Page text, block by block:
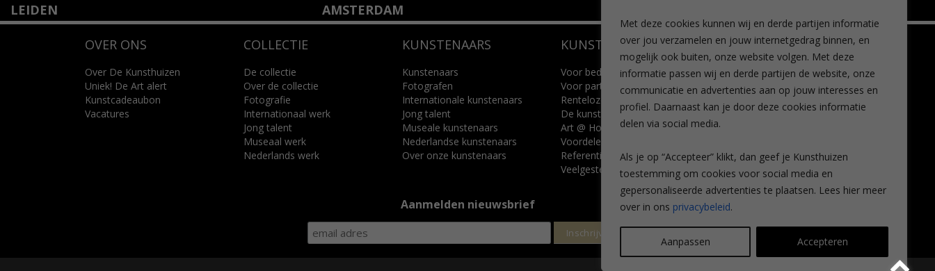
Met deze cookies kunnen wij en derde partijen informatie
over jou verzamelen en jouw internetgedrag binnen, en
mogelijk ook buiten, onze website volgen. Met deze
informatie passen wij en derde partijen de website, onze
communicatie en advertenties aan op jouw interesses en
profiel. Daarnaast kan je door deze cookies informatie
delen via social media.
Als je op “Accepteer” klikt, dan geef je Kunsthuizen
toestemming om cookies voor social media en
gepersonaliseerde advertenties te plaatsen. Lees hier meer
over in ons privacybeleid.
Aanpassen Accepteren
LEIDEN
info@kunsthuisleiden.nl
AMSTERDAM
1075 VX Amsterdam
info@kunsthuisamsterdam.nl
Wilhelminastraat 11
4818 SB Breda
+31 (0)76 5221309
info@kunsthuisbreda.nl
Lees meer
OVER ONS
Over De Kunsthuizen
Uniek! De Art alert
Kunstcadeaubon
Vacatures
COLLECTIE
De collectie
Over de collectie
Fotografie
Internationaal werk
Jong talent
Museaal werk
Nederlands werk
KUNSTENAARS
Kunstenaars
Fotografen
Internationale kunstenaars
Jong talent
Museale kunstenaars
Nederlandse kunstenaars
Over onze kunstenaars
KUNSTUITLEEN
Voor bedrijven
Voor particulieren
Renteloze kunstkoop
De kunstcadeaubon
Art @ Home service
Voordelen
Referenties
Veelgestelde vragen
CONTACT
Contact
Leiden
Breda
Favorieten
Aanmelden nieuwsbrief